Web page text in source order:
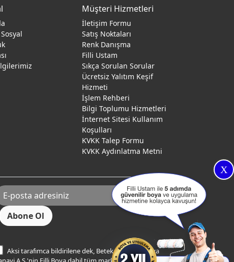
X
Müşteri Hizmetleri
İletişim Formu
Satış Noktaları
Renk Danışma
Filli Ustam
Sıkça Sorulan Sorular
Ücretsiz Yalıtım Keşif
Hizmeti
İşlem Rehberi
Bilgi Toplumu Hizmetleri
İnternet Sitesi Kullanım
Koşulları
KVKK Talep Formu
KVKK Aydınlatma Metni
Aksi tarafımca bildirilene dek, Betek Boya ve Kimya